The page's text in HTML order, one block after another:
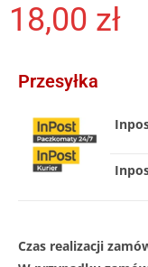
18,00 zł
Przesyłka
Czas realizacji